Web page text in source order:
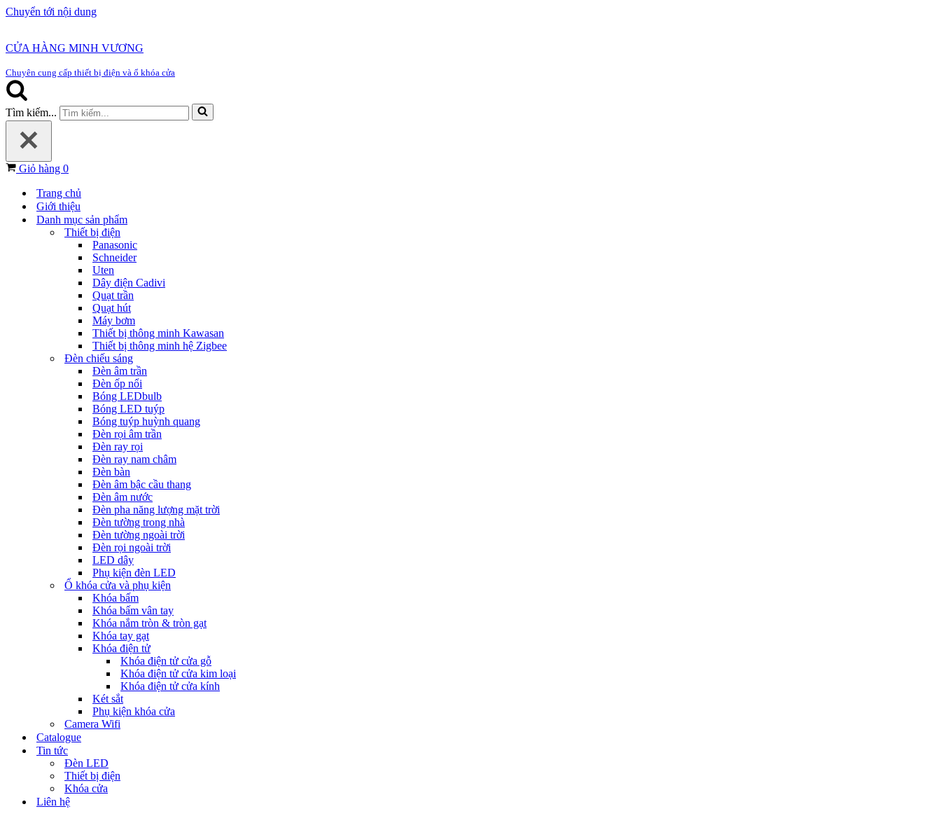
Chuyển tới nội dung
CỬA HÀNG MINH VƯƠNG
Chuyên cung cấp thiết bị điện và ổ khóa cửa
Tìm kiếm...
Giỏ hàng 0
Trang chủ
Giới thiệu
Danh mục sản phẩm
Thiết bị điện
Panasonic
Schneider
Uten
Dây điện Cadivi
Quạt trần
Quạt hút
Máy bơm
Thiết bị thông minh Kawasan
Thiết bị thông minh hệ Zigbee
Đèn chiếu sáng
Đèn âm trần
Đèn ốp nổi
Bóng LEDbulb
Bóng LED tuýp
Bóng tuýp huỳnh quang
Đèn rọi âm trần
Đèn ray rọi
Đèn ray nam châm
Đèn bàn
Đèn âm bậc cầu thang
Đèn âm nước
Đèn pha năng lượng mặt trời
Đèn tường trong nhà
Đèn tường ngoài trời
Đèn rọi ngoài trời
LED dây
Phụ kiện đèn LED
Ổ khóa cửa và phụ kiện
Khóa bấm
Khóa bấm vân tay
Khóa nắm tròn & tròn gạt
Khóa tay gạt
Khóa điện tử
Khóa điện tử cửa gỗ
Khóa điện tử cửa kim loại
Khóa điện tử cửa kính
Két sắt
Phụ kiện khóa cửa
Camera Wifi
Catalogue
Tin tức
Đèn LED
Thiết bị điện
Khóa cửa
Liên hệ